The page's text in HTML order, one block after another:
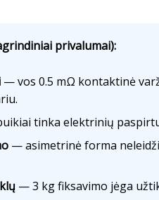
privalumai):
— vos 0.5 mΩ kontaktinė
tinka elektrinių
— asimetrinė forma
— 3 kg fiksavimo jėga